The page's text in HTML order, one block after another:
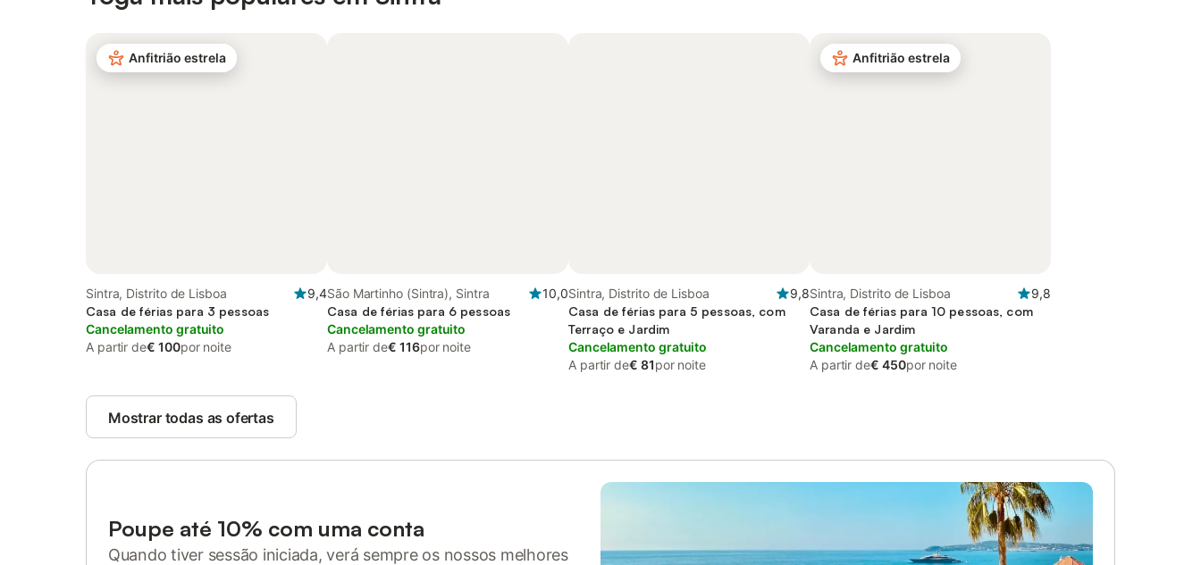
Anfitrião estrela
Sintra, Distrito de Lisboa
9,4
Casa de férias para 3 pessoas
Cancelamento gratuito
A partir de€ 100por noite
São Martinho (Sintra), Sintra
10,0
Casa de férias para 6 pessoas
Cancelamento gratuito
A partir de€ 116por noite
Sintra, Distrito de Lisboa
9,8
Casa de férias para 5 pessoas, com
Terraço e Jardim
Cancelamento gratuito
A partir de€ 81por noite
Anfitrião estrela
Sintra, Distrito de Lisboa
9,8
Casa de férias para 10 pessoas, com
Varanda e Jardim
Cancelamento gratuito
A partir de€ 450por noite
Mostrar todas as ofertas
Poupe até 10% com uma conta
Quando tiver sessão iniciada, verá sempre os nossos melhores